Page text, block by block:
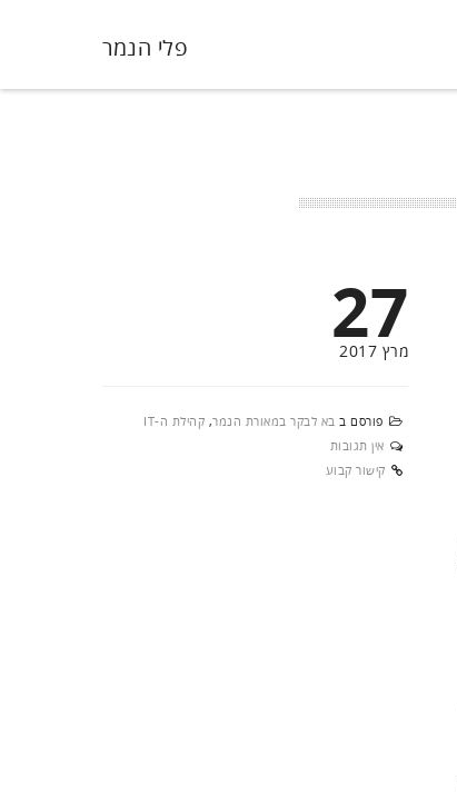
פלי הנמר
27
מרץ 2017
פורסם ב בא לבקר במאורת הנמר, קהילת ה-IT
אין תגובות
קישור קבוע